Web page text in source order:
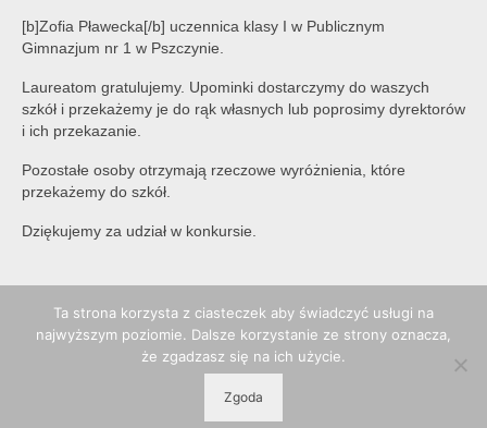
[b]Zofia Pławecka[/b] uczennica klasy I w Publicznym
Gimnazjum nr 1 w Pszczynie.
Laureatom gratulujemy. Upominki dostarczymy do waszych
szkół i przekażemy je do rąk własnych lub poprosimy dyrektorów
i ich przekazanie.
Pozostałe osoby otrzymają rzeczowe wyróżnienia, które
przekażemy do szkół.
Dziękujemy za udział w konkursie.
© 2026 POPP Pszczyna - WordPress Theme by
Ta strona korzysta z ciasteczek aby świadczyć usługi na
najwyższym poziomie. Dalsze korzystanie ze strony oznacza,
że zgadzasz się na ich użycie.
Zgoda